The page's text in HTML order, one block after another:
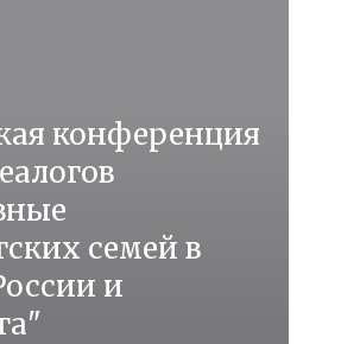
конференция
семей в
и